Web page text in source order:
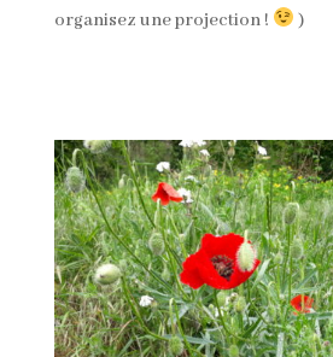
organisez une projection !
)